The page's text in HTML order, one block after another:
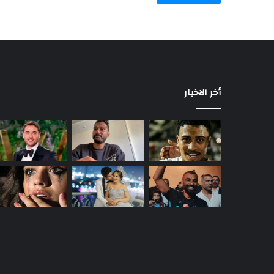
أخر الاخبار
حمدي
الميرغني
يعلن
انفصاله
عن
إسراء
عبد
حمدي الميرغني يعلن انفصاله عن